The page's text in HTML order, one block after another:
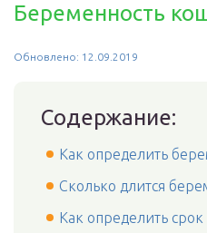
Беременность
Обновлено: 12.09.2019
Содержание:
Как определить
Сколько длится
Как определить